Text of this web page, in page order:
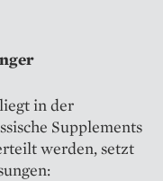
in der
Supplements
werden, setzt